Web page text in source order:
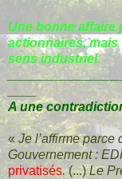
Une bonne affaire
actionnaires, mais
sens industriel.
____
A une
« Je l’affirme parce
Gouvernement :
privatisés.(...)Le